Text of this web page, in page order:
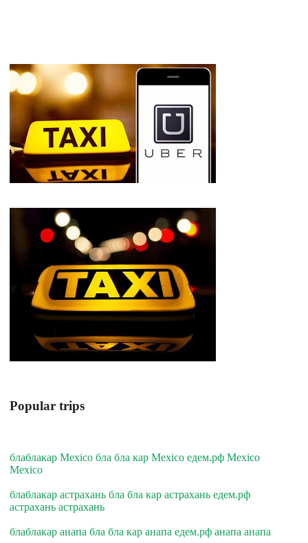
Popular trips
блаблакар Mexico бла бла кар Mexico едем.рф Mexico
Mexico
блаблакар астрахань бла бла кар астрахань едем.рф
астрахань астрахань
блаблакар анапа бла бла кар анапа едем.рф анапа анапа